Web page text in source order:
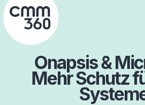
Skip
to
content
Onapsis &
Mehr Schutz